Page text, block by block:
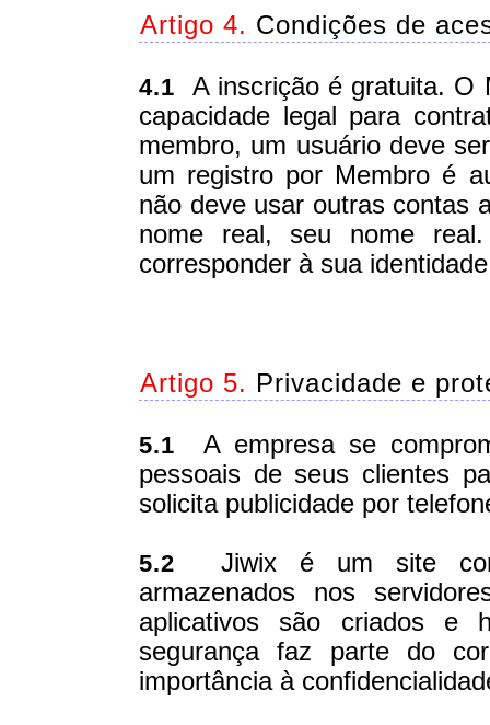
Artigo 4. Condições de
4.1 A inscrição é gratuita. O
capacidade legal para
membro, um usuário deve
um registro por Membro é
não deve usar outras contas
nome real, seu nome
corresponder à sua
Artigo 5. Privacidade e
5.1 A empresa se
pessoais de seus clientes
solicita publicidade por
5.2 Jiwix é um site
armazenados nos
aplicativos são criados e
segurança faz parte do
importância à